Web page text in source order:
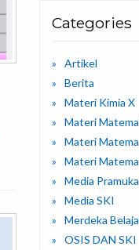
Categories
Artikel
Berita
Materi Kimia X
Materi
Materi
Materi
Media Pramuka
Media SKI
Merdeka
OSIS DAN SKI